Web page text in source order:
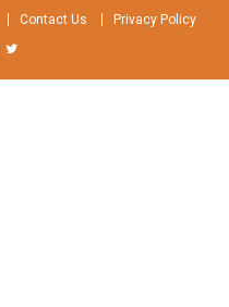
Contact Us Privacy Policy